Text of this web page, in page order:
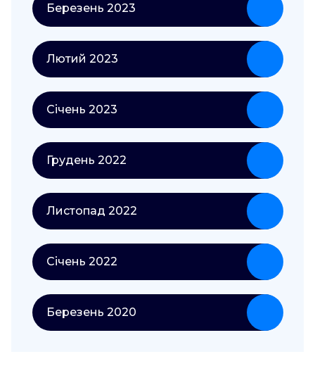
Березень 2023
Лютий 2023
Січень 2023
Грудень 2022
Листопад 2022
Січень 2022
Березень 2020